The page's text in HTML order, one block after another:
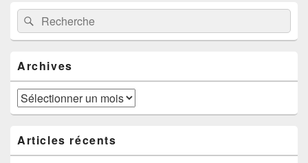
Zone
principale
de
widget
barre
latérale
Recherche :Rechercher
Archives
Archives
Articles récents